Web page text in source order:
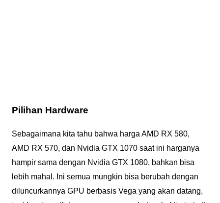
Pilihan Hardware
Sebagaimana kita tahu bahwa harga AMD RX 580,
AMD RX 570, dan Nvidia GTX 1070 saat ini harganya
hampir sama dengan Nvidia GTX 1080, bahkan bisa
lebih mahal. Ini semua mungkin bisa berubah dengan
diluncurkannya GPU berbasis Vega yang akan datang,